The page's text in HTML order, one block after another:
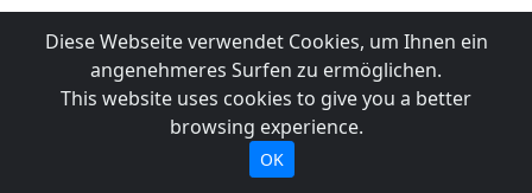
Diese Webseite verwendet Cookies, um Ihnen ein
angenehmeres Surfen zu ermöglichen.
This website uses cookies to give you a better
browsing experience.
OK